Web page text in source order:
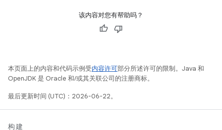
该内容对您有帮助吗？
本页面上的内容和代码示例受内容许可部分所述许可的限制。Java 和
OpenJDK 是 Oracle 和/或其关联公司的注册商标。
最后更新时间 (UTC)：2026-06-22。
构建